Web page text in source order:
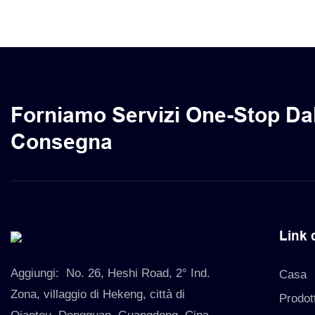
modo
Forniamo Servizi One-Stop
Consegna
Aggiungi:
No. 26, Heshi Road, 2° Ind.
Zona, villaggio di Hekeng, città di
Link
Casa